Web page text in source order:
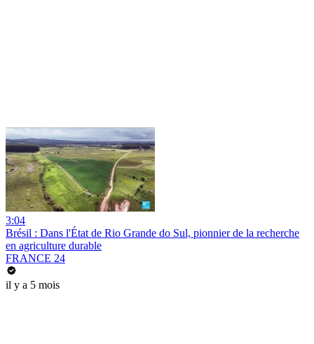
3:04
Brésil : Dans l'État de Rio Grande do Sul, pionnier de la recherche
en agriculture durable
FRANCE 24
il y a 5 mois